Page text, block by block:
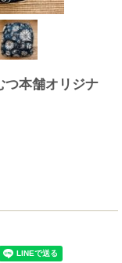
つ本舗オリジナ